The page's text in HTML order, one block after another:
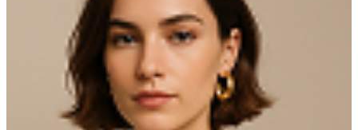
Sonnenwiesenstrasse 21
8280 Kreuzlingen